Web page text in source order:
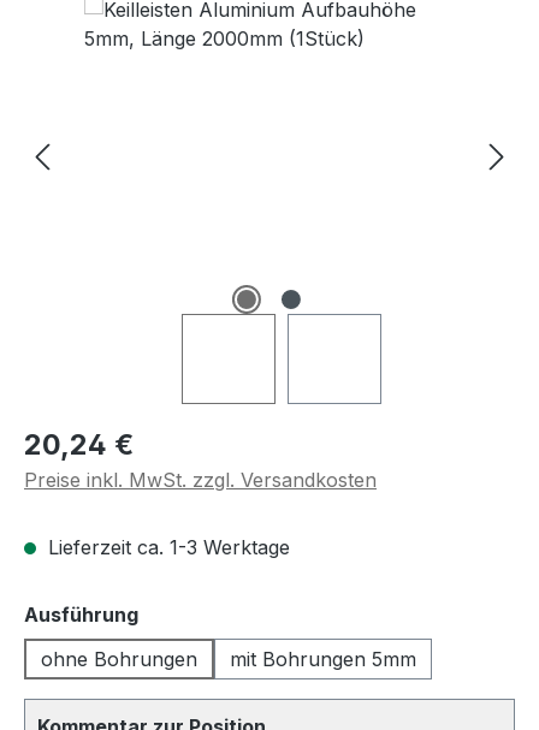
Regulärer Preis:
20,24 €
Preise inkl. MwSt. zzgl. Versandkosten
Lieferzeit ca. 1-3 Werktage
Ausführungauswählen
ohne Bohrungen
mit Bohrungen 5mm